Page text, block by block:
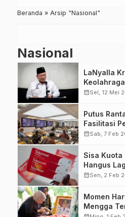
Beranda » Arsip "Nasional"
Nasional
LaNyalla
Preteli
calendar_monthSel, 12 Mei
Putus
Fasilitasi
calendar_monthSab, 7 Feb
Sisa Kuota
Hangus
Cara
calendar_monthSen, 2 Feb
Momen
Mengga